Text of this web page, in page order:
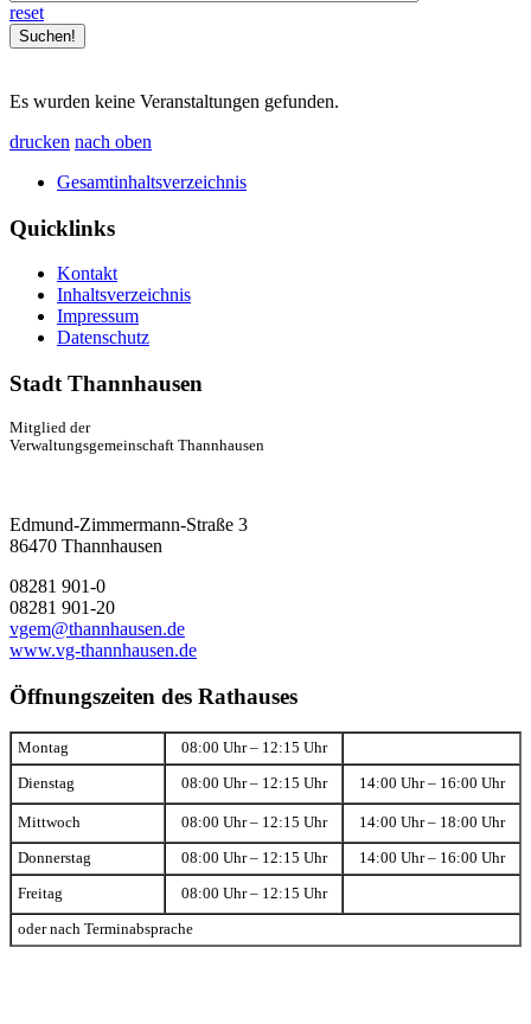
reset
Es wurden keine Veranstaltungen gefunden.
drucken nach oben
Gesamtinhaltsverzeichnis
Quicklinks
Kontakt
Inhaltsverzeichnis
Impressum
Datenschutz
Stadt Thannhausen
Mitglied der
Verwaltungsgemeinschaft Thannhausen
Edmund-Zimmermann-Straße 3
86470 Thannhausen
08281 901-0
08281 901-20
vgem@thannhausen.de
www.vg-thannhausen.de
Öffnungszeiten des Rathauses
Montag 08:00 Uhr – 12:15 Uhr
Dienstag 08:00 Uhr – 12:15 Uhr 14:00 Uhr – 16:00 Uhr
Mittwoch 08:00 Uhr – 12:15 Uhr 14:00 Uhr – 18:00 Uhr
Donnerstag 08:00 Uhr – 12:15 Uhr 14:00 Uhr – 16:00 Uhr
Freitag 08:00 Uhr – 12:15 Uhr
oder nach Terminabsprache